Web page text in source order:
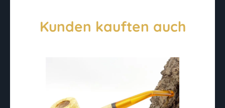
Kunden kauften auch